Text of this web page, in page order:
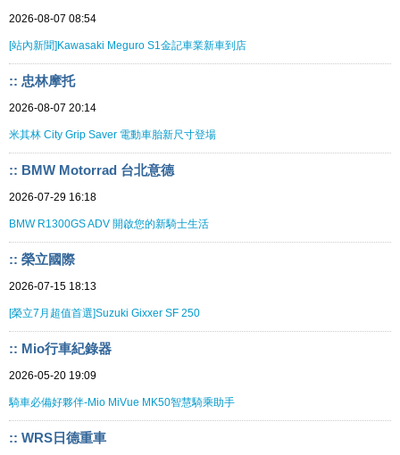
2026-08-07 08:54
[站內新聞]Kawasaki Meguro S1金記車業新車到店
:: 忠林摩托
2026-08-07 20:14
米其林 City Grip Saver 電動車胎新尺寸登場
:: BMW Motorrad 台北意德
2026-07-29 16:18
BMW R1300GS ADV 開啟您的新騎士生活
:: 榮立國際
2026-07-15 18:13
[榮立7月超值首選]Suzuki Gixxer SF 250
:: Mio行車紀錄器
2026-05-20 19:09
騎車必備好夥伴-Mio MiVue MK50智慧騎乘助手
:: WRS日德重車